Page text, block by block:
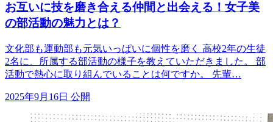
お互いに技を磨き合える仲間と出会える！女子美
の部活動の魅力とは？
文化部も運動部も元気いっぱいに個性を磨く 高校2年の生徒
2名に、所属する部活動の様子を教えていただきました。 部
活動で熱心に取り組んでいることは何ですか。 先輩…
2025年9月16日 公開